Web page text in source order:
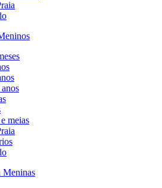
meias
Meninas